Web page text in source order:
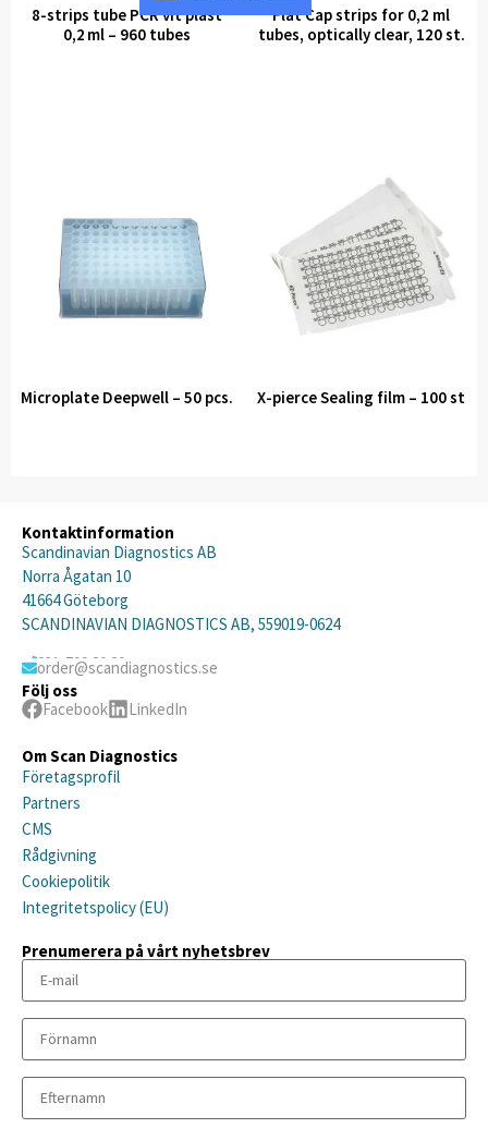
8-strips tube PCR vit plast
0,2 ml – 960 tubes
Flat Cap strips for 0,2 ml
tubes, optically clear, 120 st.
Microplate Deepwell – 50 pcs. X-pierce Sealing film – 100 st
Kontaktinformation
Scandinavian Diagnostics AB
Norra Ågatan 10
41664 Göteborg
SCANDINAVIAN DIAGNOSTICS AB, 559019-0624
031-792 20 20
order@scandiagnostics.se
Följ oss
Facebook
LinkedIn
Om Scan Diagnostics
Företagsprofil
Partners
CMS
Rådgivning
Cookiepolitik
Integritetspolicy (EU)
Prenumerera på vårt nyhetsbrev